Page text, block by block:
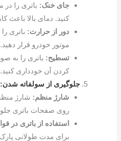
جای خنک: باتری را
کنید. دمای بالا
دور از حرارت: باتری
موتور خودرو قرار دهید.
تسطیح: باتری را به
کردن آن خودداری کنید.
جلوگیری از سولفاته شدن:
شارژ منظم: شارژ
روی صفحات باتری
استفاده از باتری در
برای مدت طولانی